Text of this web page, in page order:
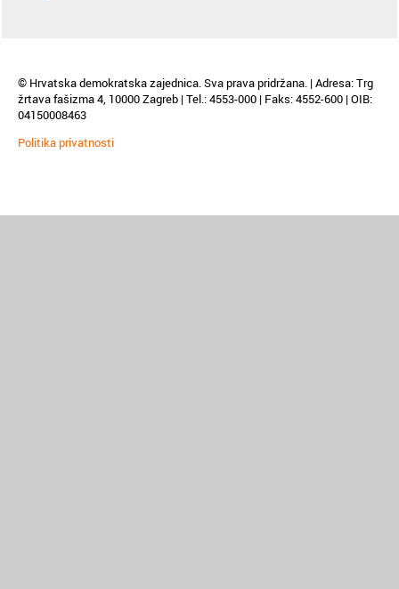
© Hrvatska demokratska zajednica. Sva prava pridržana. | Adresa: Trg
žrtava fašizma 4, 10000 Zagreb | Tel.: 4553-000 | Faks: 4552-600 | OIB:
04150008463
Politika privatnosti